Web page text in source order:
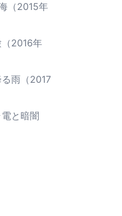
（2015年
2016年
雨（2017
と暗闇